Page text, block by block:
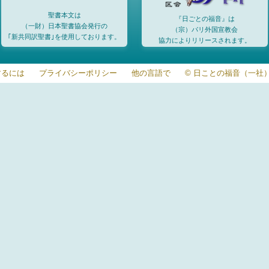
聖書本文は
（一財）日本聖書協会発行の
｢新共同訳聖書｣を使用しております。
『日ごとの福音』は
（宗）パリ外国宣教会
協力によりリリースされます。
には プライバシーポリシー 他の言語で © 日ことの福音（一社